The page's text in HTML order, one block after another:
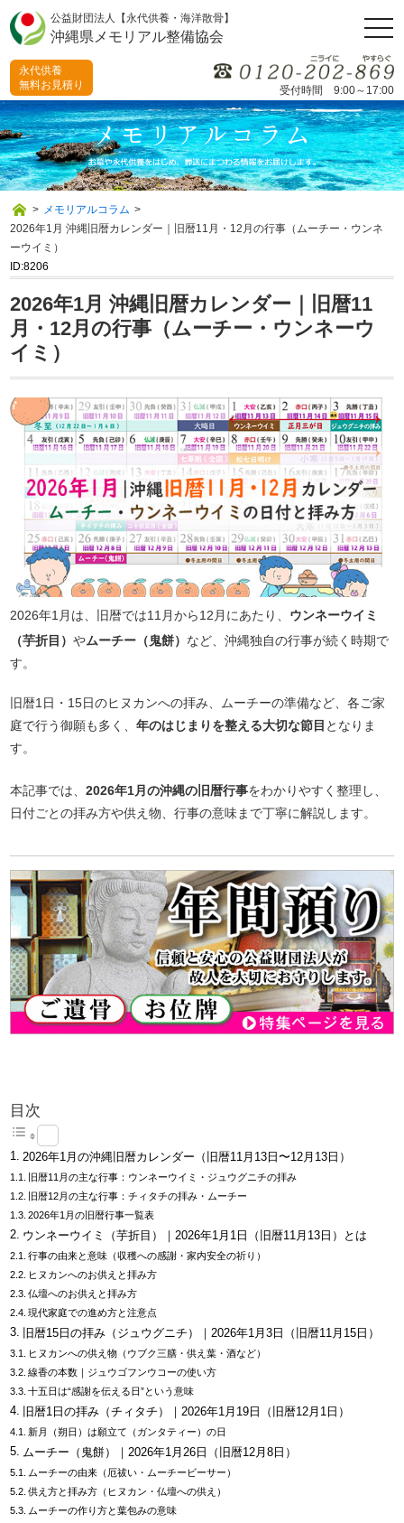
公益財団法人【永代供養・海洋散骨】
沖縄県メモリアル整備協会
受付時間 9:00～17:00
永代供養
無料お見積り
> メモリアルコラム >
2026年1月 沖縄旧暦カレンダー｜旧暦11月・12月の行事（ムーチー・ウンネ
ーウイミ）
ID:8206
2026年1月 沖縄旧暦カレンダー｜旧暦11
月・12月の行事（ムーチー・ウンネーウ
イミ）
2026年1月は、旧暦では11月から12月にあたり、 ウンネーウイミ
（芋折目）やムーチー（鬼餅） など、沖縄独自の行事が続く時期で
す。
旧暦1日・15日のヒヌカンへの拝み、ムーチーの準備など、各ご家
庭で行う御願も多く、年のはじまりを整える大切な節目 となりま
す。
本記事では、2026年1月の沖縄の旧暦行事をわかりやすく整理し、
日付ごとの拝み方や供え物、行事の意味まで丁寧に解説します。
目次
2026年1月の沖縄旧暦カレンダー（旧暦11月13日〜12月13日）
旧暦11月の主な行事：ウンネーウイミ・ジュウグニチの拝み
旧暦12月の主な行事：チィタチの拝み・ムーチー
2026年1月の旧暦行事一覧表
ウンネーウイミ（芋折目）｜2026年1月1日（旧暦11月13日）とは
行事の由来と意味（収穫への感謝・家内安全の祈り）
ヒヌカンへのお供えと拝み方
仏壇へのお供えと拝み方
現代家庭での進め方と注意点
旧暦15日の拝み（ジュウグニチ）｜2026年1月3日（旧暦11月15日）
ヒヌカンへの供え物（ウブク三膳・供え葉・酒など）
線香の本数｜ジュウゴフンウコーの使い方
十五日は“感謝を伝える日”という意味
旧暦1日の拝み（チィタチ）｜2026年1月19日（旧暦12月1日）
新月（朔日）は願立て（ガンタティー）の日
ムーチー（鬼餅）｜2026年1月26日（旧暦12月8日）
ムーチーの由来（厄祓い・ムーチービーサー）
供え方と拝み方（ヒヌカン・仏壇への供え）
ムーチーの作り方と葉包みの意味